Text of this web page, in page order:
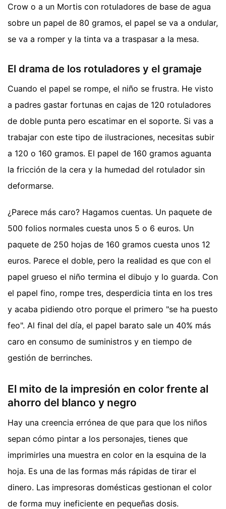
Crow o a un Mortis con rotuladores de base de agua
sobre un papel de 80 gramos, el papel se va a ondular,
se va a romper y la tinta va a traspasar a la mesa.
El drama de los rotuladores y el gramaje
Cuando el papel se rompe, el niño se frustra. He visto
a padres gastar fortunas en cajas de 120 rotuladores
de doble punta pero escatimar en el soporte. Si vas a
trabajar con este tipo de ilustraciones, necesitas subir
a 120 o 160 gramos. El papel de 160 gramos aguanta
la fricción de la cera y la humedad del rotulador sin
deformarse.
¿Parece más caro? Hagamos cuentas. Un paquete de
500 folios normales cuesta unos 5 o 6 euros. Un
paquete de 250 hojas de 160 gramos cuesta unos 12
euros. Parece el doble, pero la realidad es que con el
papel grueso el niño termina el dibujo y lo guarda. Con
el papel fino, rompe tres, desperdicia tinta en los tres
y acaba pidiendo otro porque el primero "se ha puesto
feo". Al final del día, el papel barato sale un 40% más
caro en consumo de suministros y en tiempo de
gestión de berrinches.
El mito de la impresión en color frente al
ahorro del blanco y negro
Hay una creencia errónea de que para que los niños
sepan cómo pintar a los personajes, tienes que
imprimirles una muestra en color en la esquina de la
hoja. Es una de las formas más rápidas de tirar el
dinero. Las impresoras domésticas gestionan el color
de forma muy ineficiente en pequeñas dosis.